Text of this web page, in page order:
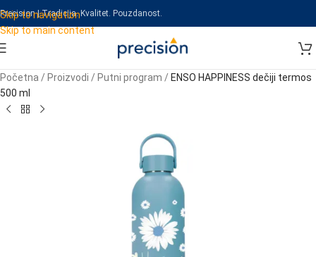
Skip to navigation
Skip to main content
Precision | Tradicija. Kvalitet. Pouzdanost.
Početna / Proizvodi / Putni program / ENSO HAPPINESS dečiji termos
500 ml